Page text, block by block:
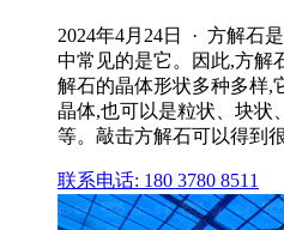
2024年4月24日 · 方解石
中常见的是它。因此,方解
解石的晶体形状多种多样,
晶体,也可以是粒状、块状
等。敲击方解石可以得到
联系电话: 180 3780 8511